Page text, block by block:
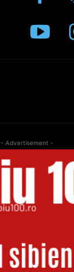
- Advertisement -